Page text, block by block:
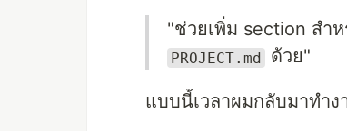
"ช่วยเพิ่ม section สำห
PROJECT.md ด้วย"
แบบนี้เวลาผมกลับมาทำ